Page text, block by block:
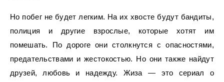
Но побег не будет легким. На их хвосте будут бандиты,
полиция и другие взрослые, которые хотят им
помешать. По дороге они столкнутся с опасностями,
предательствами и жестокостью. Но они также найдут
друзей, любовь и надежду. Жиза — это сериал о